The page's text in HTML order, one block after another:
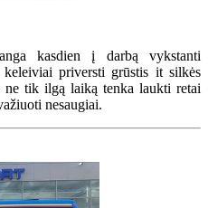
kasdien į darbą vykstanti
priversti grūstis it silkės
ne tik ilgą laiką tenka laukti retai
nesaugiai.